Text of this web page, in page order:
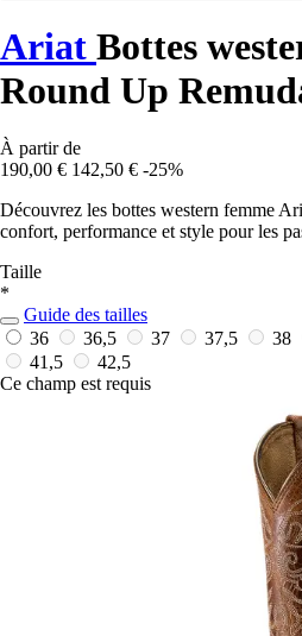
Ariat Bottes
Round Up
À partir de
190,00 € 142,50 € -25%
Découvrez les bottes western femme
confort, performance et style pour les
Taille
*
Guide des tailles
36
36,5 37 37,5 38
41,5
42,5
Ce champ est requis